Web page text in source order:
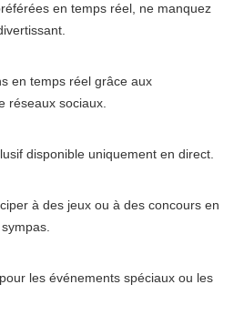
en temps réel, ne manquez
en temps réel grâce aux
réseaux sociaux.
disponible uniquement en direct.
à des jeux ou à des concours en
les événements spéciaux ou les